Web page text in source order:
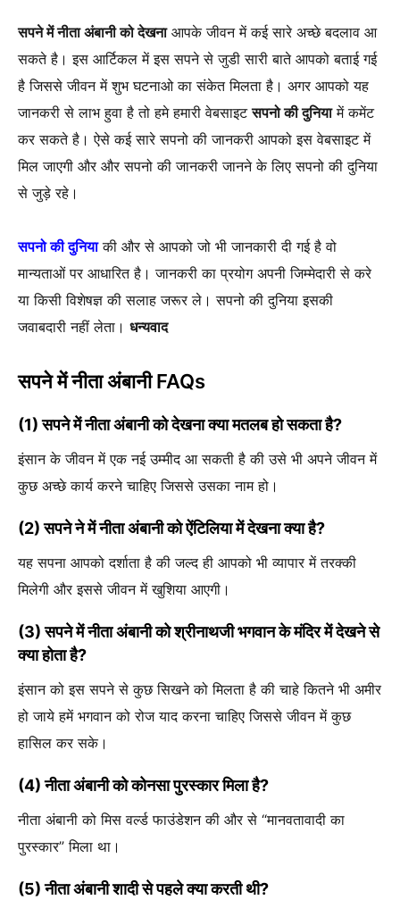
सपने में नीता अंबानी को देखनाआपके जीवन में कई सारे अच्छे बदलाव आ
सकते है। इस आर्टिकल में इस सपने से जुडी सारी बाते आपको बताई गई
है जिससे जीवन में शुभ घटनाओ का संकेत मिलता है। अगर आपको यह
जानकरी से लाभ हुवा है तो हमे हमारी वेबसाइटसपनो की दुनियामें कमेंट
कर सकते है। ऐसे कई सारे सपनो की जानकरी आपको इस वेबसाइट में
मिल जाएगी और और सपनो की जानकरी जानने के लिए सपनो की दुनिया
से जुड़े रहे।
सपनो की दुनियाकी और से आपको जो भी जानकारी दी गई है वो
मान्यताओं पर आधारित है। जानकरी का प्रयोग अपनी जिम्मेदारी से करे
या किसी विशेषज्ञ की सलाह जरूर ले। सपनो की दुनिया इसकी
जवाबदारी नहीं लेता। धन्यवाद
सपने में नीता अंबानी FAQs
(1) सपने में नीता अंबानी को देखना क्या मतलब हो सकता है?
इंसान के जीवन में एक नई उम्मीद आ सकती है की उसे भी अपने जीवन में
कुछ अच्छे कार्य करने चाहिए जिससे उसका नाम हो।
(2) सपने ने में नीता अंबानी को ऐंटिलिया में देखना क्या है?
यह सपना आपको दर्शाता है की जल्द ही आपको भी व्यापार में तरक्की
मिलेगी और इससे जीवन में खुशिया आएगी।
(3) सपने में नीता अंबानी को श्रीनाथजी भगवान के मंदिर में देखने से
क्या होता है?
इंसान को इस सपने से कुछ सिखने को मिलता है की चाहे कितने भी अमीर
हो जाये हमें भगवान को रोज याद करना चाहिए जिससे जीवन में कुछ
हासिल कर सके।
(4) नीता अंबानी को कोनसा पुरस्कार मिला है?
नीता अंबानी को मिस वर्ल्ड फाउंडेशन की और से “मानवतावादी का
पुरस्कार” मिला था।
(5) नीता अंबानी शादी से पहले क्या करती थी?